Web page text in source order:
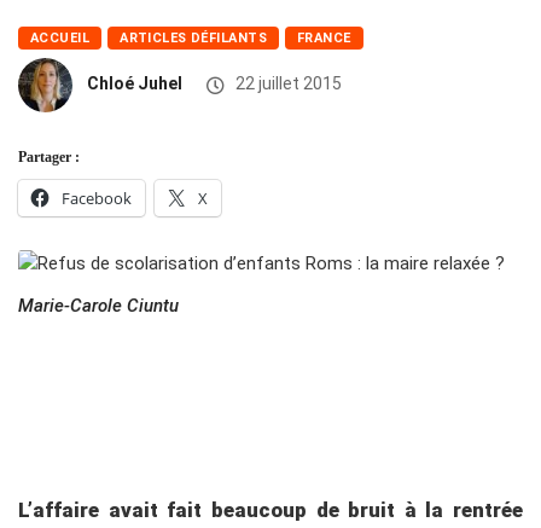
ACCUEIL ARTICLES DÉFILANTS FRANCE
Chloé Juhel 22 juillet 2015
Partager :
Facebook X
Marie-Carole Ciuntu
L’affaire avait fait beaucoup de bruit à la rentrée